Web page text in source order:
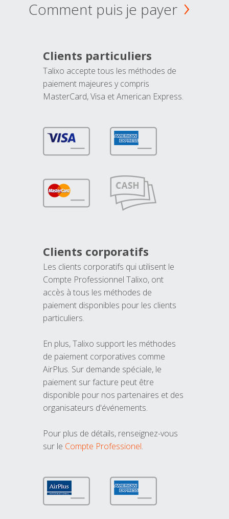
Comment puis je payer
Clients particuliers
Talixo accepte tous les méthodes de
paiement majeures y compris
MasterCard, Visa et American Express.
Clients corporatifs
Les clients corporatifs qui utilisent le
Compte Professionnel Talixo, ont
accès à tous les méthodes de
paiement disponibles pour les clients
particuliers.
En plus, Talixo support les méthodes
de paiement corporatives comme
AirPlus. Sur demande spéciale, le
paiement sur facture peut être
disponible pour nos partenaires et des
organisateurs d'événements.
Pour plus de détails, renseignez-vous
sur le Compte Professionel.